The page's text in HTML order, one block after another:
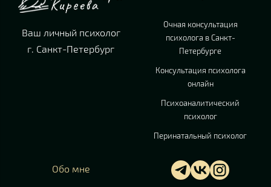
Ваш личный психолог
г. Санкт-Петербург
Очная консультация
психолога в Санкт-
Петербурге
Консультация психолога
онлайн
Психоаналитический
психолог
Перинатальный психолог
Обо мне